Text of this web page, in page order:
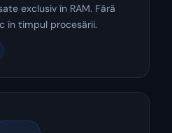
exclusiv în RAM. Fără
în timpul procesării.